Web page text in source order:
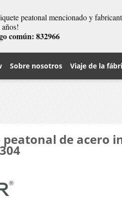
peatonal mencionado y
común: 832966
Sobre nosotros Viaje de la
de acero